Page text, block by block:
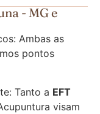
- MG e
Ambas as
pontos
Tanto a EFT
visam